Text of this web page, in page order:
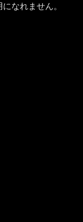
なれません。